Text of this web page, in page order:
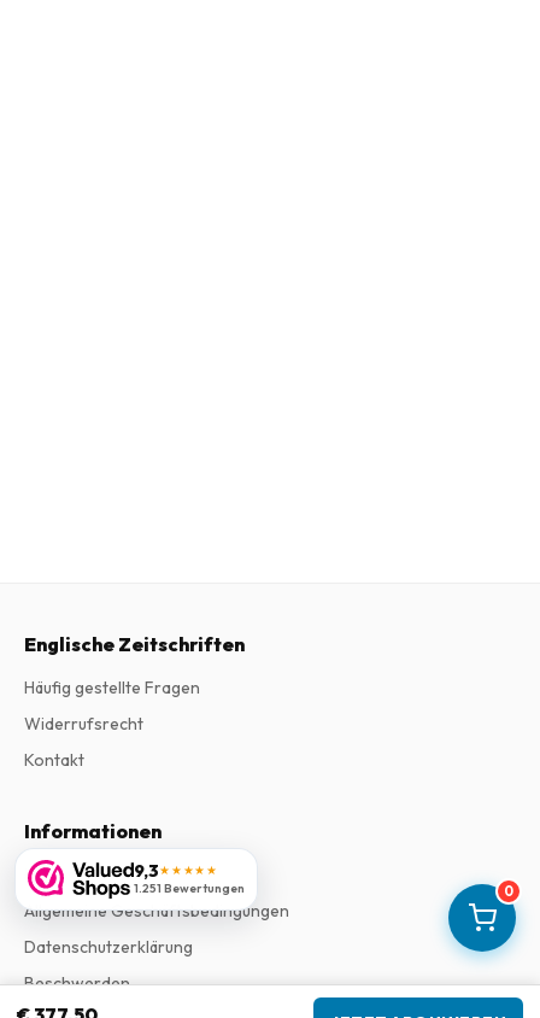
0
9,3★★★★★
1.251 Bewertungen
Englische Zeitschriften
Häufig gestellte Fragen
Widerrufsrecht
Kontakt
Informationen
Impressum
Allgemeine Geschäftsbedingungen
Datenschutzerklärung
Beschwerden